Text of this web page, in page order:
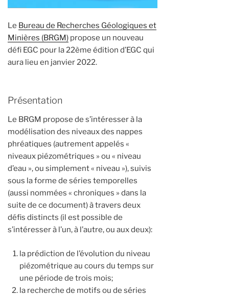
Le Bureau de Recherches Géologiques et
Minières (BRGM) propose un nouveau
défi EGC pour la 22ème édition d’EGC qui
aura lieu en janvier 2022.
Présentation
Le BRGM propose de s’intéresser à la
modélisation des niveaux des nappes
phréatiques (autrement appelés «
niveaux piézométriques » ou « niveau
d’eau », ou simplement « niveau »), suivis
sous la forme de séries temporelles
(aussi nommées « chroniques » dans la
suite de ce document) à travers deux
défis distincts (il est possible de
s’intéresser à l’un, à l’autre, ou aux deux):
la prédiction de l’évolution du niveau
piézométrique au cours du temps sur
une période de trois mois;
la recherche de motifs ou de séries